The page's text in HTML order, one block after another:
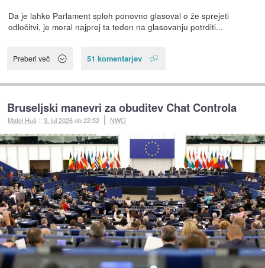
Da je lahko Parlament sploh ponovno glasoval o že sprejeti
odločitvi, je moral najprej ta teden na glasovanju potrditi...
Preberi več 51 komentarjev
Bruseljski manevri za obuditev Chat Controla
Matej Huš ::3. jul 2026ob 22:52 NWO